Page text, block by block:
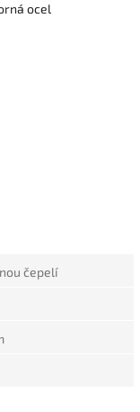
ocel
čepelí